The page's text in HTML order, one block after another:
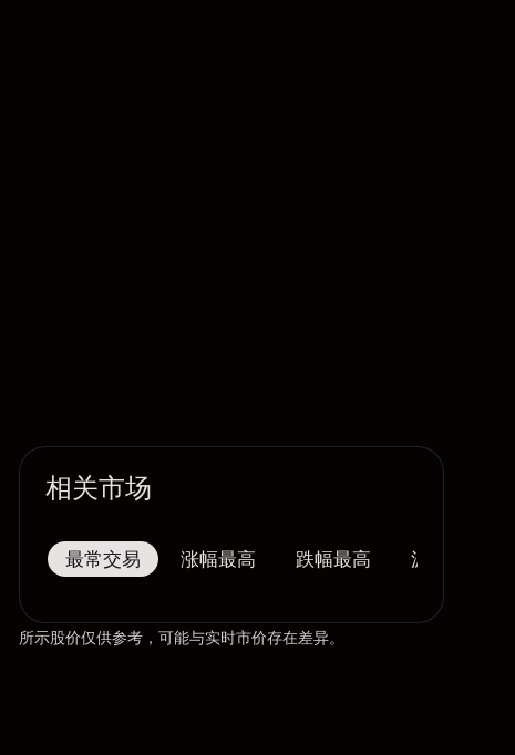
相关市场
最常交易 涨幅最高 跌幅最高 波幅最大
所示股价仅供参考，可能与实时市价存在差异。